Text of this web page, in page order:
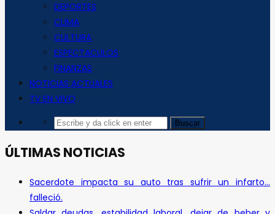
DEPORTES
CLIMA
CULTURA
ESPECTACULOS
FINANZAS
NOTICIAS ACTUALES
TV EN VIVO
ÚLTIMAS NOTICIAS
Sacerdote impacta su auto tras sufrir un infarto…
falleció.